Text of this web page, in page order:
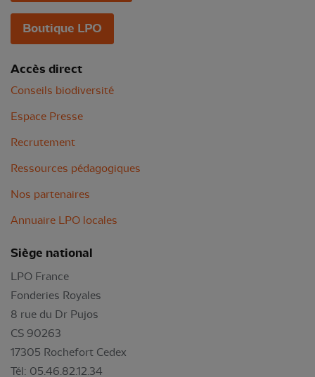
Boutique LPO
Accès direct
Conseils biodiversité
Espace Presse
Recrutement
Ressources pédagogiques
Nos partenaires
Annuaire LPO locales
Siège national
LPO France
Fonderies Royales
8 rue du Dr Pujos
CS 90263
17305 Rochefort Cedex
Tél: 05.46.82.12.34